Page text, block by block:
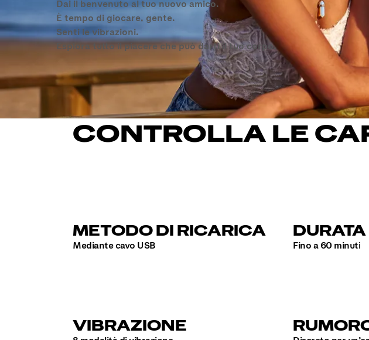
Dai il benvenuto al tuo nuovo amico.
È tempo di giocare, gente.
Senti le vibrazioni.
Esplora tutto il piacere che può darti il tuo corpo.
CONTROLLA LE
METODO DI RICARICA
Mediante cavo USB
DURATA
Fino a 60 minuti
VIBRAZIONE